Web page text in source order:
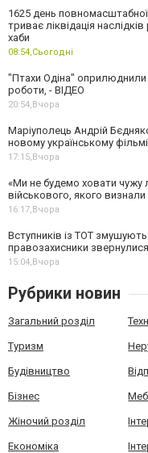
1625 день
триває ліквідація наслідків
хаби
08:54,Сьогодні
"Птахи Одіна" оприлюднили
роботи, - ВІДЕО
20:54,Вчора
Маріуполець Андрій
новому українському
17:15,Вчора
«Ми не будемо ховати
військового, якого
16:17,Вчора
Вступників із ТОТ
правозахисники
15:04,Вчора
Рубрики новин
Загальний розділ
Туризм
Будівництво
Бізнес
Жіночий розділ
Економіка